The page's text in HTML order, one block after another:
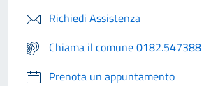
Richiedi Assistenza
Chiama il comune 0182.547388
Prenota un appuntamento